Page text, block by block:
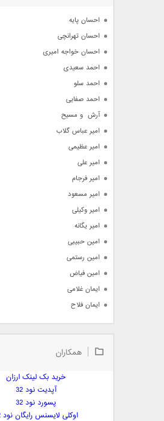
احسان پایه
احسان تهرانچی
احسان خواجه امیری
احمد سعیدی
احمد سلو
احمد صفایی
آرش  و مسیح
امیر عباس گلاب
امیر عظیمی
امیر علی
امیر فرجام
امیر مسعود
امیر وکیلی
امیر یگانه
امین حبیبی
امین رستمی
امین فیاض
ایمان غلامی
ایمان فلاح
بابک جهانبخش
بابک مافی
بهنام صفوی
همکاران
خرید بک لینک ارزان
آپدیت نود 32
پسورد نود 32
اوکلی لایسنس رایگان نود 32